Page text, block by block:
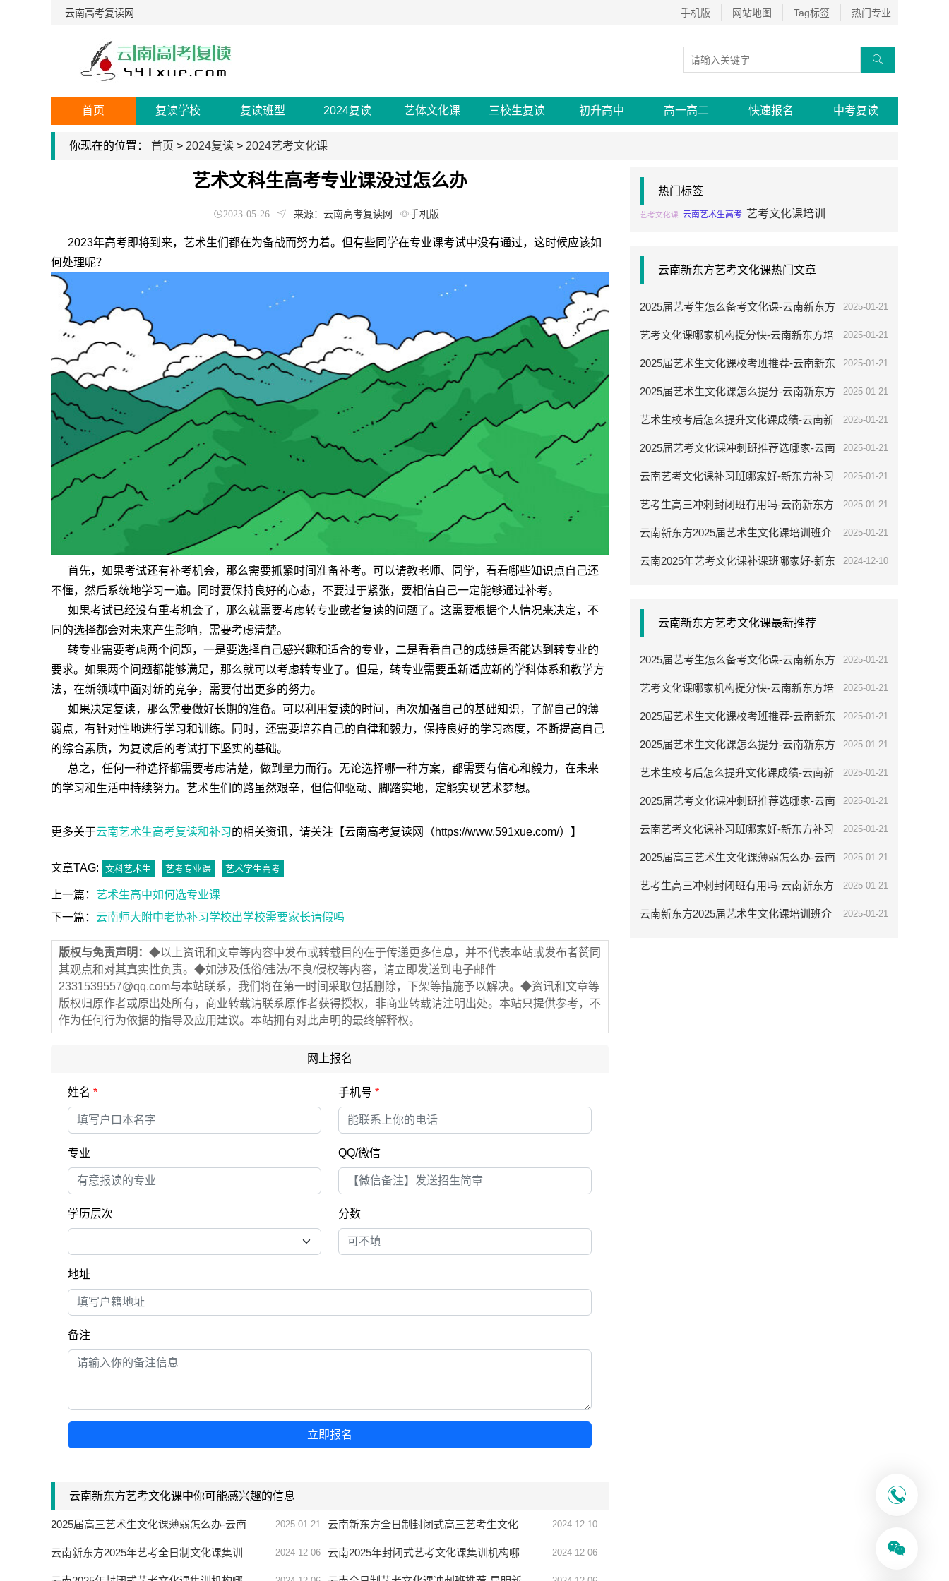
云南高考复读网 手机版 网站地图 Tag标签 热门专业

首页 复读学校 复读班型 2024复读 艺体文化课 三校生复读 初升高中 高一高二 快速报名 中考复读
你现在的位置： 首页 > 2024复读 > 2024艺考文化课
艺术文科生高考专业课没过怎么办
2023-05-26 来源：云南高考复读网 手机版
2023年高考即将到来，艺术生们都在为备战而努力着。但有些同学在专业课考试中没有通过，这时候应该如
何处理呢？
首先，如果考试还有补考机会，那么需要抓紧时间准备补考。可以请教老师、同学，看看哪些知识点自己还
不懂，然后系统地学习一遍。同时要保持良好的心态，不要过于紧张，要相信自己一定能够通过补考。
如果考试已经没有重考机会了，那么就需要考虑转专业或者复读的问题了。这需要根据个人情况来决定，不
同的选择都会对未来产生影响，需要考虑清楚。
转专业需要考虑两个问题，一是要选择自己感兴趣和适合的专业，二是看看自己的成绩是否能达到转专业的
要求。如果两个问题都能够满足，那么就可以考虑转专业了。但是，转专业需要重新适应新的学科体系和教学方
法，在新领域中面对新的竞争，需要付出更多的努力。
如果决定复读，那么需要做好长期的准备。可以利用复读的时间，再次加强自己的基础知识，了解自己的薄
弱点，有针对性地进行学习和训练。同时，还需要培养自己的自律和毅力，保持良好的学习态度，不断提高自己
的综合素质，为复读后的考试打下坚实的基础。
总之，任何一种选择都需要考虑清楚，做到量力而行。无论选择哪一种方案，都需要有信心和毅力，在未来
的学习和生活中持续努力。艺术生们的路虽然艰辛，但信仰驱动、脚踏实地，定能实现艺术梦想。
更多关于云南艺术生高考复读和补习的相关资讯，请关注【云南高考复读网（https://www.591xue.com/）】
文章TAG: 文科艺术生 艺考专业课 艺术学生高考
上一篇： 艺术生高中如何选专业课
下一篇： 云南师大附中老协补习学校出学校需要家长请假吗
版权与免责声明： ◆以上资讯和文章等内容中发布或转载目的在于传递更多信息，并不代表本站或发布者赞同
其观点和对其真实性负责。◆如涉及低俗/违法/不良/侵权等内容，请立即发送到电子邮件
2331539557@qq.com与本站联系，我们将在第一时间采取包括删除，下架等措施予以解决。◆资讯和文章等
版权归原作者或原出处所有，商业转载请联系原作者获得授权，非商业转载请注明出处。本站只提供参考，不
作为任何行为依据的指导及应用建议。本站拥有对此声明的最终解释权。
网上报名
姓名 * 手机号 *
专业 QQ/微信
学历层次 分数
地址
备注
立即报名
云南新东方艺考文化课中你可能感兴趣的信息
2025届高三艺术生文化课薄弱怎么办-云南
新东方补习学校
2025-01-21 云南新东方全日制封闭式高三艺考生文化
课
2024-12-10
云南新东方2025年艺考全日制文化课集训 2024-12-06 云南2025年封闭式艺考文化课集训机构哪 2024-12-06
热门标签
艺考文化课 云南艺术生高考 艺考文化课培训
云南新东方艺考文化课热门文章
2025届艺考生怎么备考文化课-云南新东方
培训学校
2025-01-21
艺考文化课哪家机构提分快-云南新东方培
训学校
2025-01-21
2025届艺术生文化课校考班推荐-云南新东
方补习学校
2025-01-21
2025届艺术生文化课怎么提分-云南新东方
培训学校
2025-01-21
艺术生校考后怎么提升文化课成绩-云南新
东方补习学校
2025-01-21
2025届艺考文化课冲刺班推荐选哪家-云南
新东方全日制培训班
2025-01-21
云南艺考文化课补习班哪家好-新东方补习
学校
2025-01-21
艺考生高三冲刺封闭班有用吗-云南新东方
培训学校
2025-01-21
云南新东方2025届艺术生文化课培训班介
绍
2025-01-21
云南2025年艺考文化课补课班哪家好-新东 2024-12-10
云南新东方艺考文化课最新推荐
2025届艺考生怎么备考文化课-云南新东方
培训学校
2025-01-21
艺考文化课哪家机构提分快-云南新东方培
训学校
2025-01-21
2025届艺术生文化课校考班推荐-云南新东
方补习学校
2025-01-21
2025届艺术生文化课怎么提分-云南新东方
培训学校
2025-01-21
艺术生校考后怎么提升文化课成绩-云南新
东方补习学校
2025-01-21
2025届艺考文化课冲刺班推荐选哪家-云南
新东方全日制培训班
2025-01-21
云南艺考文化课补习班哪家好-新东方补习
学校
2025-01-21
2025届高三艺术生文化课薄弱怎么办-云南
新东方补习学校
2025-01-21
艺考生高三冲刺封闭班有用吗-云南新东方
培训学校
2025-01-21
云南新东方2025届艺术生文化课培训班介 2025-01-21